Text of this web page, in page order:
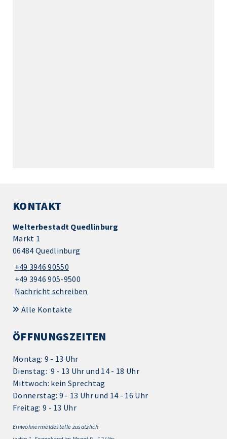
KONTAKT
Welterbestadt Quedlinburg
Markt 1
06484 Quedlinburg
+49 3946 90550
+49 3946 905-9500
Nachricht schreiben
Alle Kontakte
ÖFFNUNGSZEITEN
Montag: 9 - 13 Uhr
Dienstag: 9 - 13 Uhr und 14 - 18 Uhr
Mittwoch: kein Sprechtag
Donnerstag: 9 - 13 Uhr und 14 - 16 Uhr
Freitag: 9 - 13 Uhr
Einwohnermeldestelle zusätzlich